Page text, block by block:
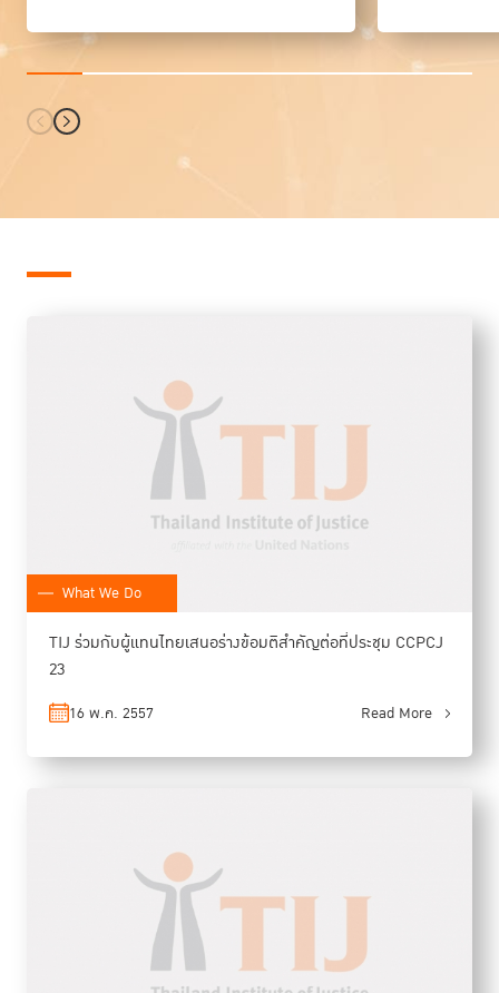
What We Do
TIJ ร่วมกับผู้แทนไทยเสนอร่างข้อมติสำคัญต่อที่ประชุม CCPCJ
23
16 พ.ค. 2557 Read More